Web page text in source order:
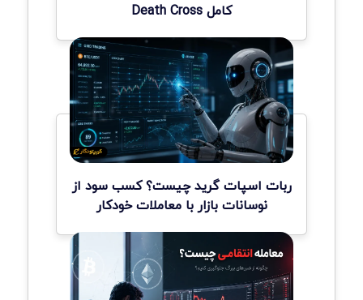
کامل Death Cross
ربات اسپات گرید چیست؟ کسب سود از
نوسانات بازار با معاملات خودکار